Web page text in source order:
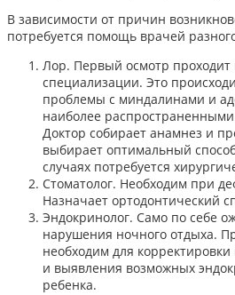
В зависимости от причин
потребуется помощь врачей
Лор. Первый осмотр
специализации. Это
проблемы с миндалинами и
наиболее
Доктор собирает анамнез и
выбирает оптимальный
случаях потребуется
Стоматолог. Необходим при
Назначает ортодонтический
Эндокринолог. Само по себе
нарушения ночного отдыха.
необходим для
и выявления возможных
ребенка.